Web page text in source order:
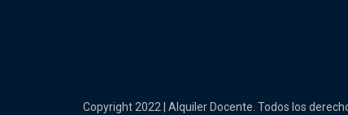
Copyright 2022 | Alquiler Docente. Todos los